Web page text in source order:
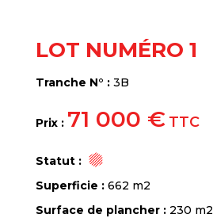
LOT NUMÉRO 1
Tranche N° : 3B
Prix : 71 000 € TTC
Statut :
Superficie : 662 m2
Surface de plancher : 230 m2